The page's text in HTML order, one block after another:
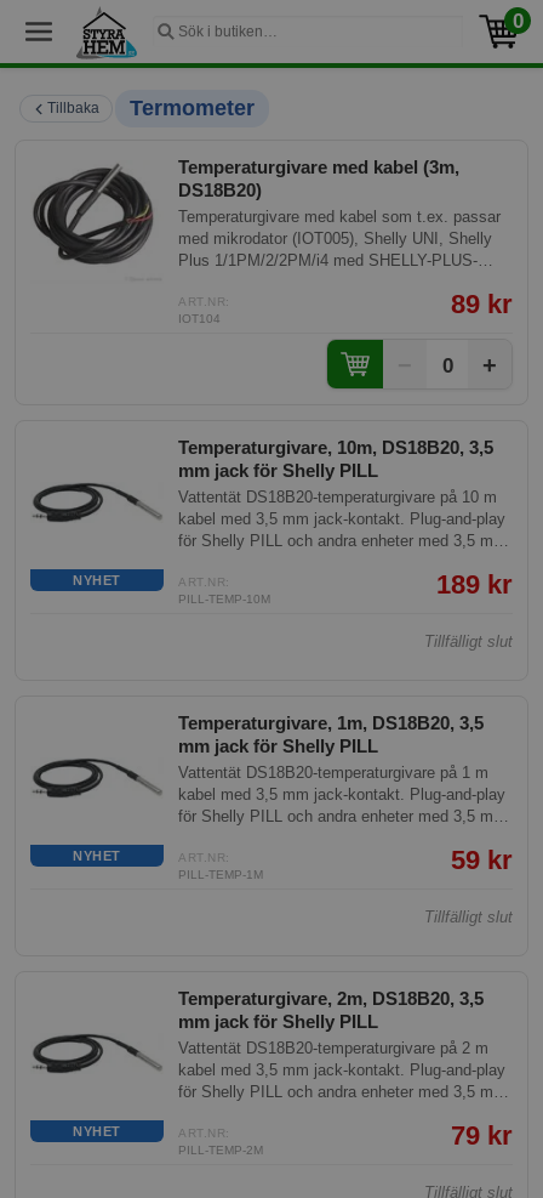
0
Tillbaka Termometer
Temperaturgivare med kabel (3m,
DS18B20)
Temperaturgivare med kabel som t.ex. passar
med mikrodator (IOT005), Shelly UNI, Shelly
Plus 1/1PM/2/2PM/i4 med SHELLY-PLUS-
ART.NR:
IOT104
89 kr
0 +
Temperaturgivare, 10m, DS18B20, 3,5
mm jack för Shelly PILL
NYHET
Vattentät DS18B20-temperaturgivare på 10 m
kabel med 3,5 mm jack-kontakt. Plug-and-play
för Shelly PILL och andra enheter med 3,5 mm
ART.NR:
PILL-TEMP-10M
189 kr
Tillfälligt slut
Temperaturgivare, 1m, DS18B20, 3,5
mm jack för Shelly PILL
NYHET
Vattentät DS18B20-temperaturgivare på 1 m
kabel med 3,5 mm jack-kontakt. Plug-and-play
för Shelly PILL och andra enheter med 3,5 mm
ART.NR:
PILL-TEMP-1M
59 kr
Tillfälligt slut
Temperaturgivare, 2m, DS18B20, 3,5
mm jack för Shelly PILL
NYHET
Vattentät DS18B20-temperaturgivare på 2 m
kabel med 3,5 mm jack-kontakt. Plug-and-play
för Shelly PILL och andra enheter med 3,5 mm
ART.NR:
PILL-TEMP-2M
79 kr
Tillfälligt slut